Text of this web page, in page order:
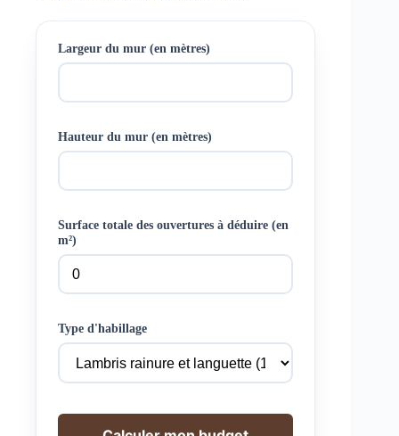
Largeur du mur (en mètres)
Hauteur du mur (en mètres)
Surface totale des ouvertures à déduire (en
m²)
Type d'habillage